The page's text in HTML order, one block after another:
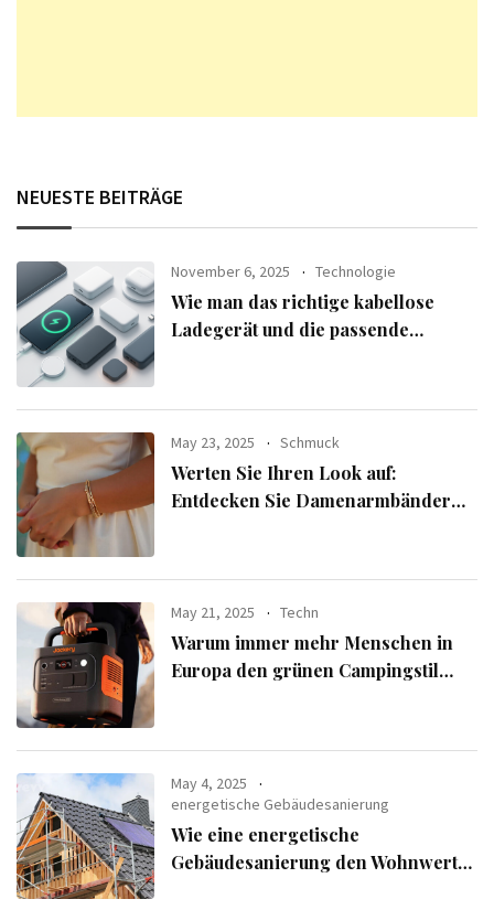
NEUESTE BEITRÄGE
November 6, 2025 Technologie
Wie man das richtige kabellose
Ladegerät und die passende
May 23, 2025 Schmuck
Werten Sie Ihren Look auf:
Entdecken Sie Damenarmbänder
May 21, 2025 Techn
Warum immer mehr Menschen in
Europa den grünen Campingstil
May 4, 2025
energetische Gebäudesanierung
Wie eine energetische
Gebäudesanierung den Wohnwert